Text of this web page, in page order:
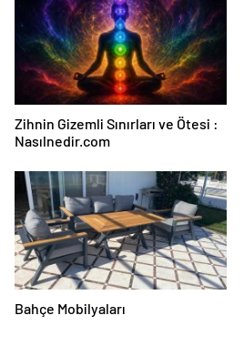
Zihnin Gizemli Sınırları ve Ötesi :
Nasılnedir.com
Bahçe Mobilyaları